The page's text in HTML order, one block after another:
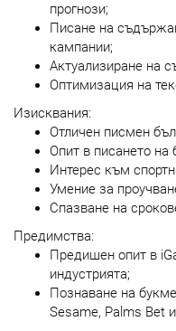
прогнози;
Писане на
кампании;
Актуализиране на
Оптимизация на
Изисквания:
Отличен писмен
Опит в писането на
Интерес към
Умение за
Спазване на
Предимства:
Предишен опит в
индустрията;
Познаване на
Sesame, Palms Bet